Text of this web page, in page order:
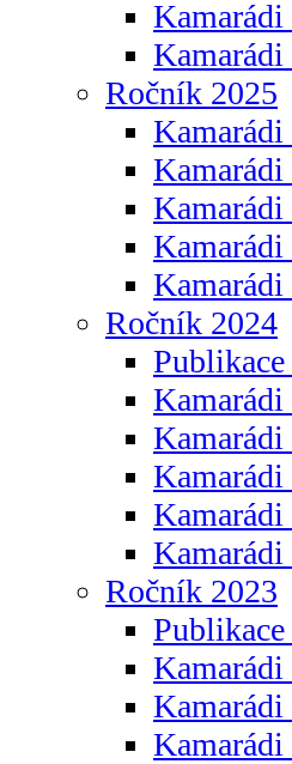
Ročník 2025
Kamarádi
Kamarádi
Kamarádi
Kamarádi
Kamarádi
Ročník 2024
Ročník 2023
Kamarádi
Kamarádi
Kamarádi